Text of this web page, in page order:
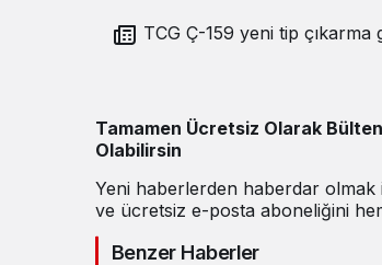
TCG Ç-159 yeni tip çıkarma
Tamamen Ücretsiz Olarak
Olabilirsin
Yeni haberlerden haberdar olmak
ve ücretsiz e-posta aboneliğini
Benzer Haberler